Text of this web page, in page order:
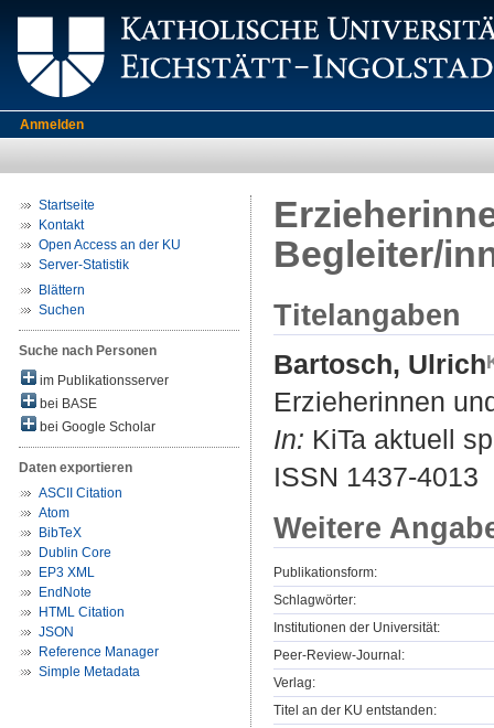
Anmelden
Startseite
Kontakt
Open Access an der KU
Server-Statistik
Blättern
Suchen
Suche nach Personen
im Publikationsserver
bei BASE
bei Google Scholar
Daten exportieren
ASCII Citation
Atom
BibTeX
Dublin Core
EP3 XML
EndNote
HTML Citation
JSON
Reference Manager
Simple Metadata
Begleiter/
Titelangaben
Bartosch, Ulrich
Erzieherinnen
In: KiTa aktuell
ISSN 1437-4013
Weitere
Publikationsform:
Schlagwörter:
Institutionen der Universität:
Peer-Review-Journal:
Verlag:
Titel an der KU entstanden: